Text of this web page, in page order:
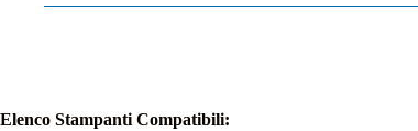
Elenco Stampanti Compatibili: